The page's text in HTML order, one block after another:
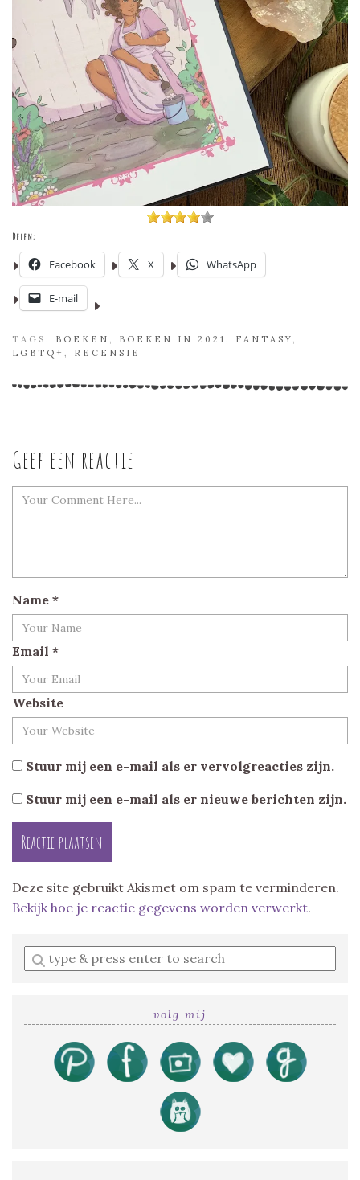
Delen:
Facebook X WhatsApp
E-mail
TAGS: BOEKEN BOEKEN IN 2021 FANTASY
LGBTQ+
RECENSIE
Geef een reactie
Name *
Email *
Website
Stuur mij een e-mail als er vervolgreacties zijn.
Stuur mij een e-mail als er nieuwe berichten zijn.
Deze site gebruikt Akismet om spam te verminderen.
Bekijk hoe je reactie gegevens worden verwerkt.
Enter
a
volg mij